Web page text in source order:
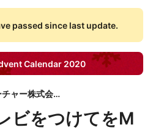
passed since last update.
Calendar 2020
フューチャー株式会社
ビをつけてをM